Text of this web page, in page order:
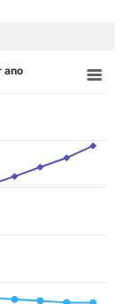
ano